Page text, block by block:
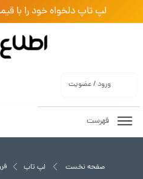
لپ تاپ دلخواه خود را با
ورود / عضویت
فهرست
صفحه نخست لپ تاپ